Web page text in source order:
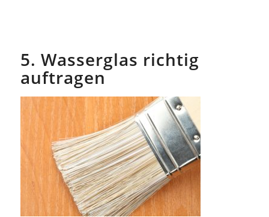
5. Wasserglas richtig
auftragen